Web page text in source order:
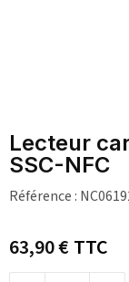
Lecteur
SSC-NFC
Référence :
63,90 €TTC